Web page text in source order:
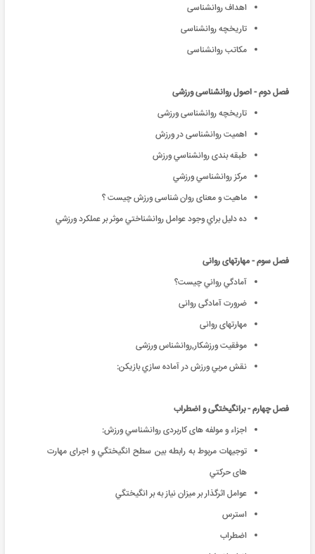
اهداف روانشناسی
تاریخچه روانشناسی
مکاتب روانشناسی
فصل دوم - اصول روانشناسی ورزشی
تاریخچه روانشناسی ورزشی
اهمیت روانشناسی در ورزش
طبقه بندی روانشناسي ورزش
مركز روانشناسي ورزشي
ماهیت و معنای روان شناسی ورزش چیست ؟
ده دليل براي وجود عوامل روانشناختي موثر بر عملکرد ورزشي
فصل سوم - مهارتهای روانی
آمادگي رواني چيست؟
ضرورت آمادگی روانی
مهارتهای روانی
موفقیت ورزشکار,روانشناس ورزشی
نقش مربي ورزش در آماده سازي بازيكن:
فصل چهارم - برانگیختگی و اضطراب
اجزاء و مولفه های کاربردی روانشناسي ورزش:
توجيهات مربوط به رابطه بين سطح انگيختگي و اجرای مهارت
های حرکتي
عوامل اثرگذار بر ميزان نياز به بر انگيختگي
استرس
اضطراب